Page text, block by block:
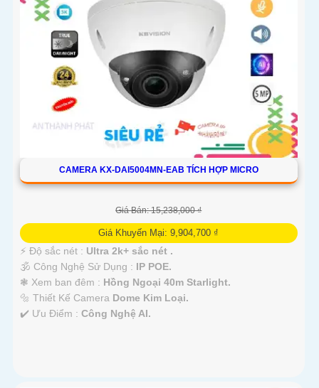
CAMERA KX-DAI5004MN-EAB TÍCH HỢP MICRO
Giá Bán: 15,238,000 ₫
Giá Khuyến Mại: 9,904,700 ₫
️⚡ Độ sắc nét : Ultra 2k+ sắc nét .
🕉️ Công Nghệ Sử Dụng : IP POE.
❃ Xem ban đêm : Hồng Ngoại 40m Starlight.
🔩 Thiết Kế Camera Dome Kim Loại.
️✔️ Ưu Điểm : Công Nghệ AI.